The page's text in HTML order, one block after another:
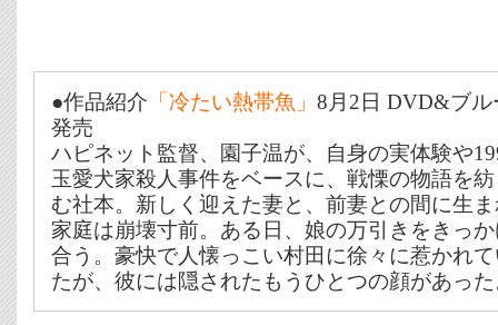
●作品紹介 「冷たい熱帯魚」 8月2日 DVD&ブ
発売
ハピネット監督、園子温が、自身の実体験や
玉愛犬家殺人事件をベースに、戦慄の物語を
む社本。新しく迎えた妻と、前妻との間に生
家庭は崩壊寸前。ある日、娘の万引きをきっ
合う。豪快で人懐っこい村田に徐々に惹かれ
たが、彼には隠されたもうひとつの顔があっ